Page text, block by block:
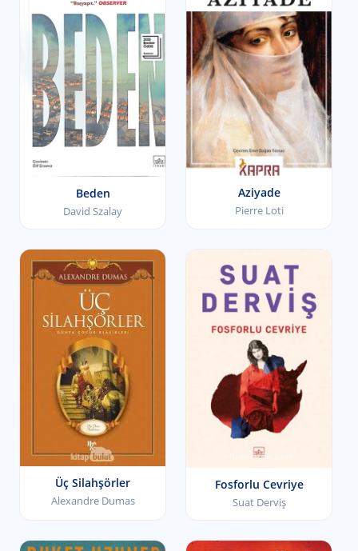
Beden
David Szalay
Aziyade
Pierre Loti
Üç Silahşörler
Alexandre Dumas
Fosforlu Cevriye
Suat Derviş